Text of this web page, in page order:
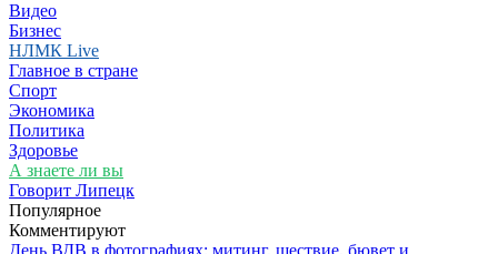
Видео
Бизнес
НЛМК Live
Главное в стране
Спорт
Экономика
Политика
Здоровье
А знаете ли вы
Говорит Липецк
Популярное
Комментируют
День ВДВ в фотографиях: митинг, шествие, бювет и